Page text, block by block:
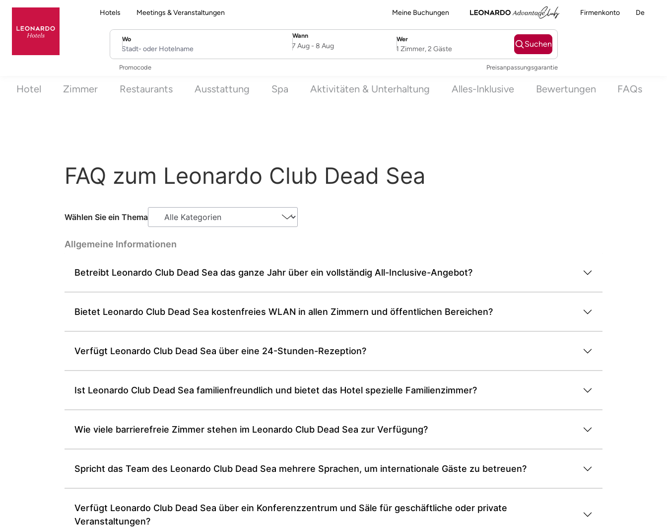
Hotels Meetings & Veranstaltungen Meine Buchungen Firmenkonto De
Wo
Stadt- oder Hotelname
Wann
SelectDate
7 Aug- 8 Aug
Wer
Username
1 Zimmer, 2 Gäste
Suchen
Promocode Preisanpassungsgarantie
Hotel Zimmer Restaurants Ausstattung Spa Aktivitäten & Unterhaltung Alles-Inklusive Bewertungen FAQs
FAQ zum Leonardo Club Dead Sea
Wählen Sie ein Thema
Allgemeine Informationen
Betreibt Leonardo Club Dead Sea das ganze Jahr über ein vollständig All-Inclusive-Angebot?
Bietet Leonardo Club Dead Sea kostenfreies WLAN in allen Zimmern und öffentlichen Bereichen?
Verfügt Leonardo Club Dead Sea über eine 24-Stunden-Rezeption?
Ist Leonardo Club Dead Sea familienfreundlich und bietet das Hotel spezielle Familienzimmer?
Wie viele barrierefreie Zimmer stehen im Leonardo Club Dead Sea zur Verfügung?
Spricht das Team des Leonardo Club Dead Sea mehrere Sprachen, um internationale Gäste zu betreuen?
Verfügt Leonardo Club Dead Sea über ein Konferenzzentrum und Säle für geschäftliche oder private
Veranstaltungen?